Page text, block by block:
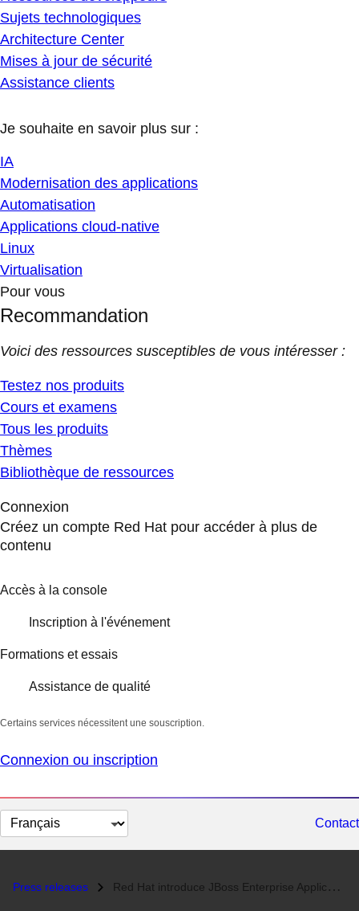
Sujets technologiques
Architecture Center
Mises à jour de sécurité
Assistance clients
Je souhaite en savoir plus sur :
IA
Modernisation des applications
Automatisation
Applications cloud-native
Linux
Virtualisation
Pour vous
Recommandation
Voici des ressources susceptibles de vous intéresser :
Testez nos produits
Cours et examens
Tous les produits
Thèmes
Bibliothèque de ressources
Connexion
Créez un compte Red Hat pour accéder à plus de
contenu
Accès à la console
Inscription à l'événement
Formations et essais
Assistance de qualité
Certains services nécessitent une souscription.
Connexion ou inscription
Changer
la
Contact
Press releases Red Hat introduce JBoss Enterprise Application Platform 4.2...